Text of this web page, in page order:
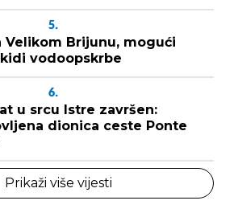
5.
Velikom Brijunu, mogući
vodoopskrbe
6.
u srcu Istre završen:
dionica ceste Ponte
Prikaži više vijesti